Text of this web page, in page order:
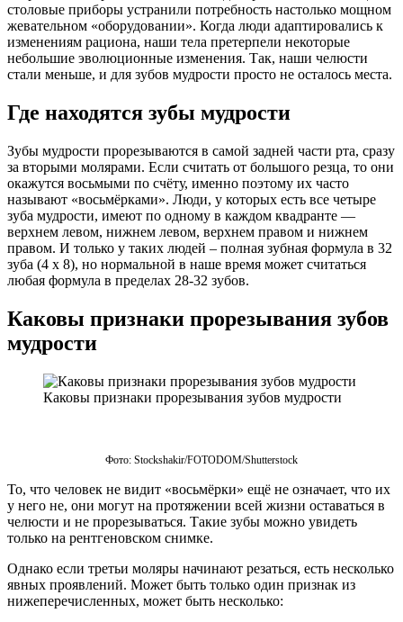
столовые приборы устранили потребность настолько мощном
жевательном «оборудовании». Когда люди адаптировались к
изменениям рациона, наши тела претерпели некоторые
небольшие эволюционные изменения. Так, наши челюсти
стали меньше, и для зубов мудрости просто не осталось места.
Где находятся зубы мудрости
Зубы мудрости прорезываются в самой задней части рта, сразу
за вторыми молярами. Если считать от большого резца, то они
окажутся восьмыми по счёту, именно поэтому их часто
называют «восьмёрками». Люди, у которых есть все четыре
зуба мудрости, имеют по одному в каждом квадранте —
верхнем левом, нижнем левом, верхнем правом и нижнем
правом. И только у таких людей – полная зубная формула в 32
зуба (4 х 8), но нормальной в наше время может считаться
любая формула в пределах 28-32 зубов.
Каковы признаки прорезывания зубов
мудрости
Каковы признаки прорезывания зубов мудрости
Фото: Stockshakir/FOTODOM/Shutterstoсk
То, что человек не видит «восьмёрки» ещё не означает, что их
у него не, они могут на протяжении всей жизни оставаться в
челюсти и не прорезываться. Такие зубы можно увидеть
только на рентгеновском снимке.
Однако если третьи моляры начинают резаться, есть несколько
явных проявлений. Может быть только один признак из
нижеперечисленных, может быть несколько: